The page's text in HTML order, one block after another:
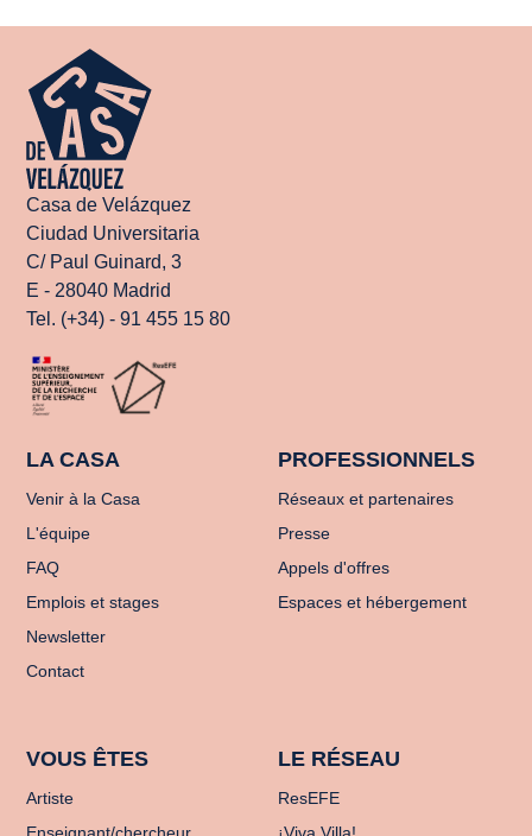
Casa de Velázquez
Ciudad Universitaria
C/ Paul Guinard, 3
E - 28040 Madrid
Tel. (+34) - 91 455 15 80
LA CASA
Venir à la Casa
L'équipe
FAQ
Emplois et stages
Newsletter
Contact
PROFESSIONNELS
Réseaux et partenaires
Presse
Appels d'offres
Espaces et hébergement
VOUS ÊTES
Artiste
Enseignant/chercheur
LE RÉSEAU
ResEFE
¡Viva Villa!